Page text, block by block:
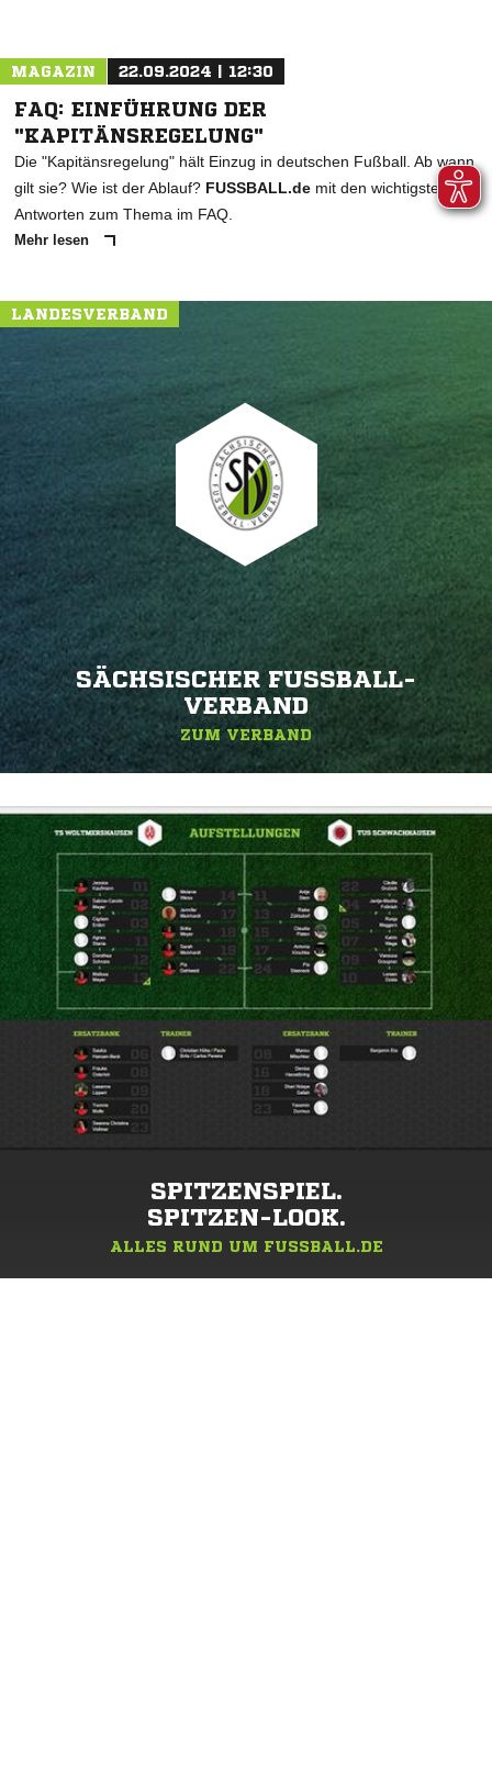
MAGAZIN 22.09.2024 | 12:30
FAQ: EINFÜHRUNG DER
"KAPITÄNSREGELUNG"
Die "Kapitänsregelung" hält Einzug in deutschen Fußball. Ab wann
gilt sie? Wie ist der Ablauf? FUSSBALL.de mit den wichtigsten
Antworten zum Thema im FAQ.
Mehr lesen
LANDESVERBAND
SÄCHSISCHER FUSSBALL-V
ERBAND
ZUM VERBAND
SPITZENSPIEL.
SPITZEN-LOOK.
ALLES RUND UM FUSSBALL.DE